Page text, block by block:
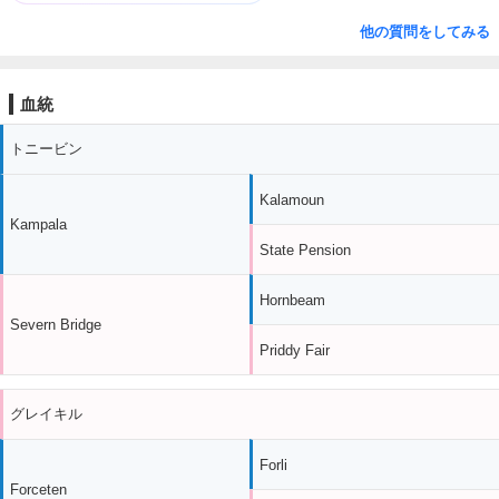
他の質問をしてみる
血統
トニービン
Kampala
Severn Bridge
Kalamoun
State Pension
Hornbeam
Priddy Fair
グレイキル
Forceten
Forli